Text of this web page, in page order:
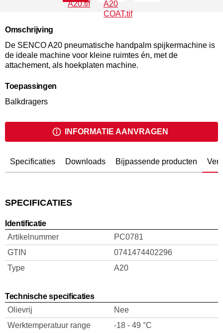
Omschrijving
De SENCO A20 pneumatische handpalm spijkermachine is
de ideale machine voor kleine ruimtes én, met de
attachement, als hoekplaten machine.
Toepassingen
Balkdragers
INFORMATIE AANVRAGEN
Specificaties Downloads Bijpassende producten
SPECIFICATIES
Identificatie
Artikelnummer
PC0781
GTIN
0741474402296
Type
A20
Technische specificaties
Olievrij
Nee
Werktemperatuur range
-18 - 49 °C